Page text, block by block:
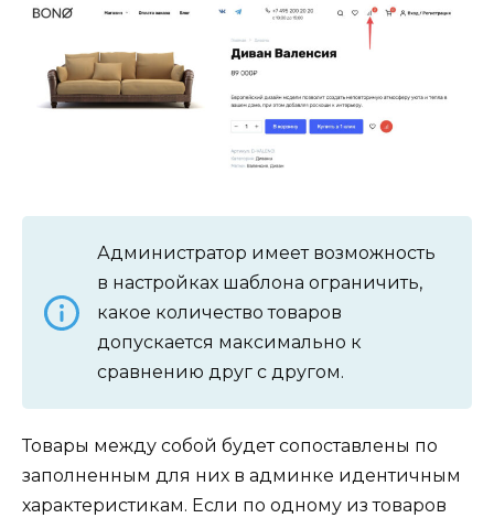
Администратор имеет возможность
в настройках шаблона ограничить,
какое количество товаров
допускается максимально к
сравнению друг с другом.
Товары между собой будет сопоставлены по
заполненным для них в админке идентичным
характеристикам. Если по одному из товаров